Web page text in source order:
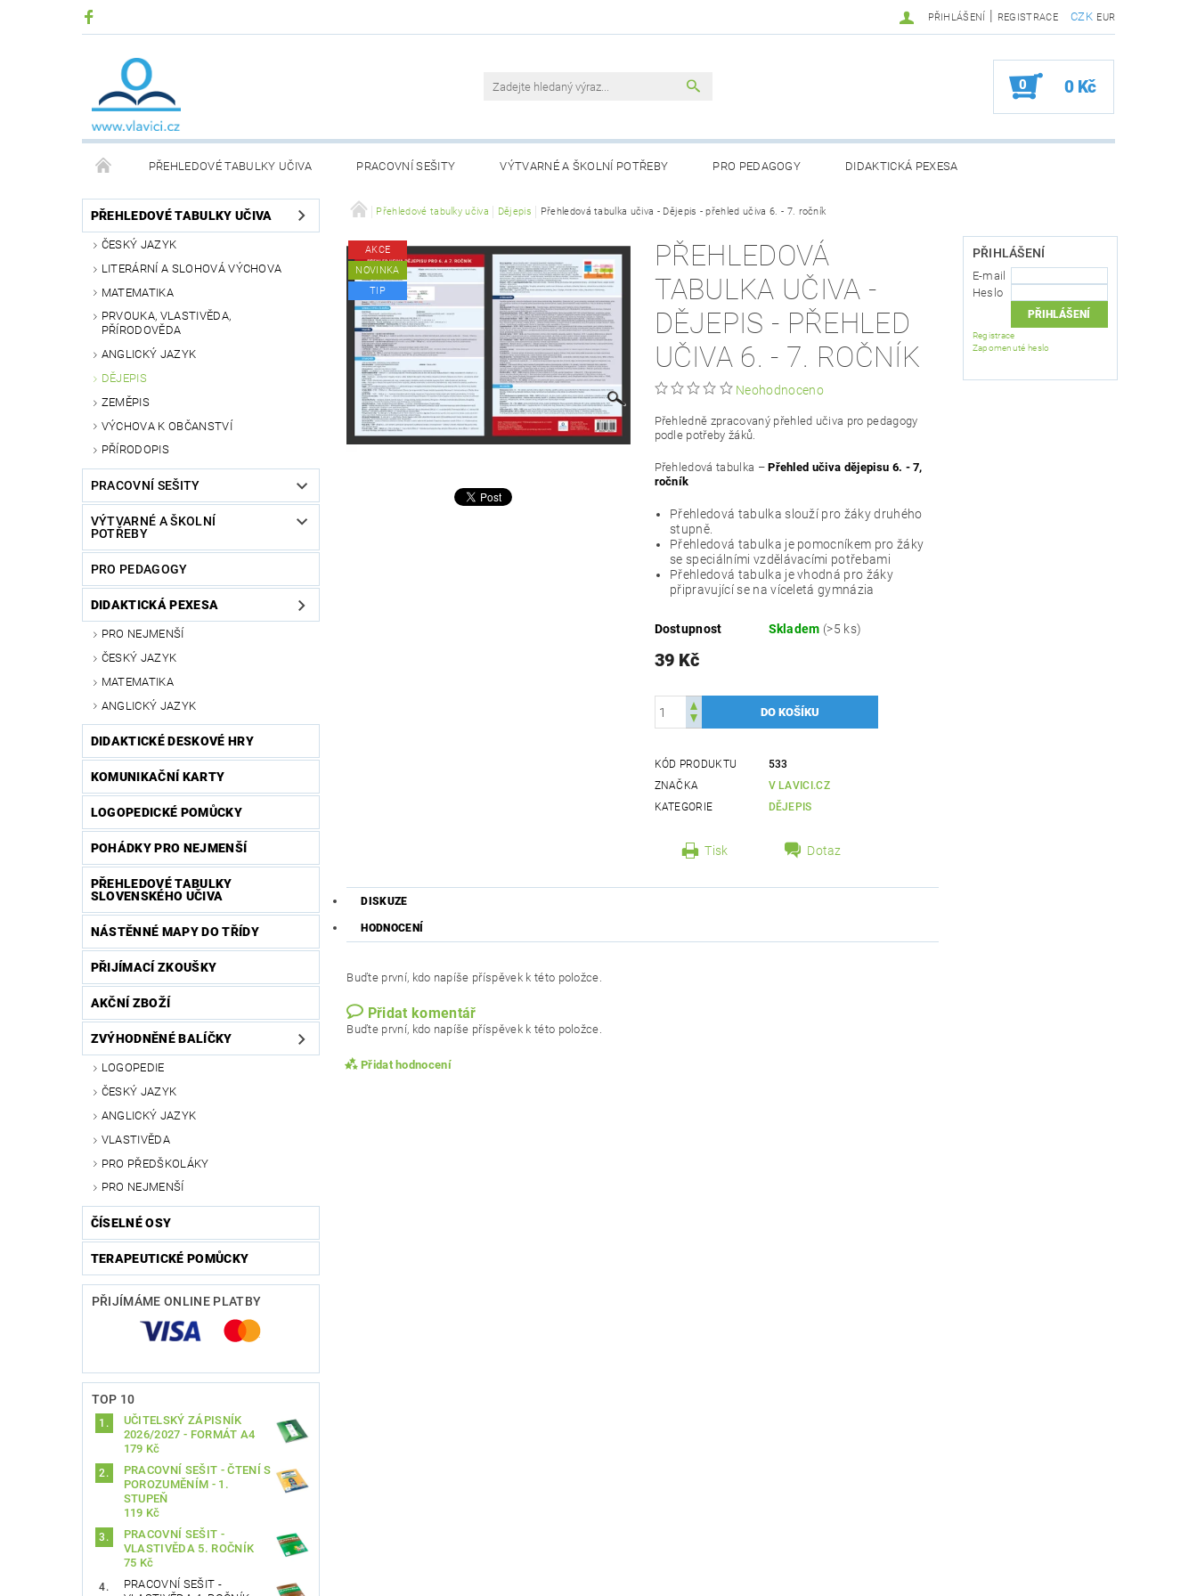
CZK EUR
PŘIHLÁŠENÍ | REGISTRACE
0 0 Kč
PŘEHLEDOVÉ TABULKY UČIVA PRACOVNÍ SEŠITY VÝTVARNÉ A ŠKOLNÍ POTŘEBY PRO PEDAGOGY DIDAKTICKÁ PEXESA
DIDAKTICKÉ DESKOVÉ HRY KOMUNIKAČNÍ KARTY LOGOPEDICKÉ POMŮCKY POHÁDKY PRO NEJMENŠÍ
PŘEHLEDOVÉ TABULKY SLOVENSKÉHO UČIVA NÁSTĚNNÉ MAPY DO TŘÍDY PŘIJÍMACÍ ZKOUŠKY AKČNÍ ZBOŽÍ ZVÝHODNĚNÉ BALÍČKY
TERAPEUTICKÉ POMŮCKY OBCHODNÍ PODMÍNKY KONTAKTY PODMÍNKY OCHRANY OSOBNÍCH ÚDAJŮ
PŘEHLEDOVÉ TABULKY UČIVA
ČESKÝ JAZYK
LITERÁRNÍ A SLOHOVÁ VÝCHOVA
MATEMATIKA
PRVOUKA, VLASTIVĚDA,
PŘÍRODOVĚDA
ANGLICKÝ JAZYK
DĚJEPIS
ZEMĚPIS
VÝCHOVA K OBČANSTVÍ
PŘÍRODOPIS
PRACOVNÍ SEŠITY
VÝTVARNÉ A ŠKOLNÍ
POTŘEBY
PRO PEDAGOGY
DIDAKTICKÁ PEXESA
PRO NEJMENŠÍ
ČESKÝ JAZYK
MATEMATIKA
ANGLICKÝ JAZYK
DIDAKTICKÉ DESKOVÉ HRY
KOMUNIKAČNÍ KARTY
LOGOPEDICKÉ POMŮCKY
POHÁDKY PRO NEJMENŠÍ
PŘEHLEDOVÉ TABULKY
SLOVENSKÉHO UČIVA
NÁSTĚNNÉ MAPY DO TŘÍDY
PŘIJÍMACÍ ZKOUŠKY
AKČNÍ ZBOŽÍ
ZVÝHODNĚNÉ BALÍČKY
LOGOPEDIE
ČESKÝ JAZYK
ANGLICKÝ JAZYK
VLASTIVĚDA
PRO PŘEDŠKOLÁKY
PRO NEJMENŠÍ
ČÍSELNÉ OSY
TERAPEUTICKÉ POMŮCKY
PŘIJÍMÁME ONLINE PLATBY
TOP 10
UČITELSKÝ ZÁPISNÍK
2026/2027 - FORMÁT A4
179 Kč
PRACOVNÍ SEŠIT - ČTENÍ S
POROZUMĚNÍM - 1.
STUPEŇ
119 Kč
PRACOVNÍ SEŠIT -
VLASTIVĚDA 5. ROČNÍK
75 Kč
PRACOVNÍ SEŠIT -
Přehledové tabulky učiva Dějepis Přehledová tabulka učiva - Dějepis - přehled učiva 6. - 7. ročník
AKCE
NOVINKA
TIP
PŘEHLEDOVÁ
TABULKA UČIVA -
DĚJEPIS - PŘEHLED
UČIVA 6. - 7. ROČNÍK
Neohodnoceno
Přehledně zpracovaný přehled učiva pro pedagogy
podle potřeby žáků.
Přehledová tabulka – Přehled učiva dějepisu 6. - 7,
ročník
Přehledová tabulka slouží pro žáky druhého
stupně.
Přehledová tabulka je pomocníkem pro žáky
se speciálními vzdělávacími potřebami
Přehledová tabulka je vhodná pro žáky
připravující se na víceletá gymnázia
Dostupnost Skladem (>5 ks)
39 Kč
KÓD PRODUKTU
533
ZNAČKA
V LAVICI.CZ
KATEGORIE
DĚJEPIS
Tisk Dotaz
DISKUZE
HODNOCENÍ
Buďte první, kdo napíše příspěvek k této položce.
Přidat komentář
Buďte první, kdo napíše příspěvek k této položce.
Přidat hodnocení
PŘIHLÁŠENÍ
E-mail
Heslo
Registrace
Zapomenuté heslo